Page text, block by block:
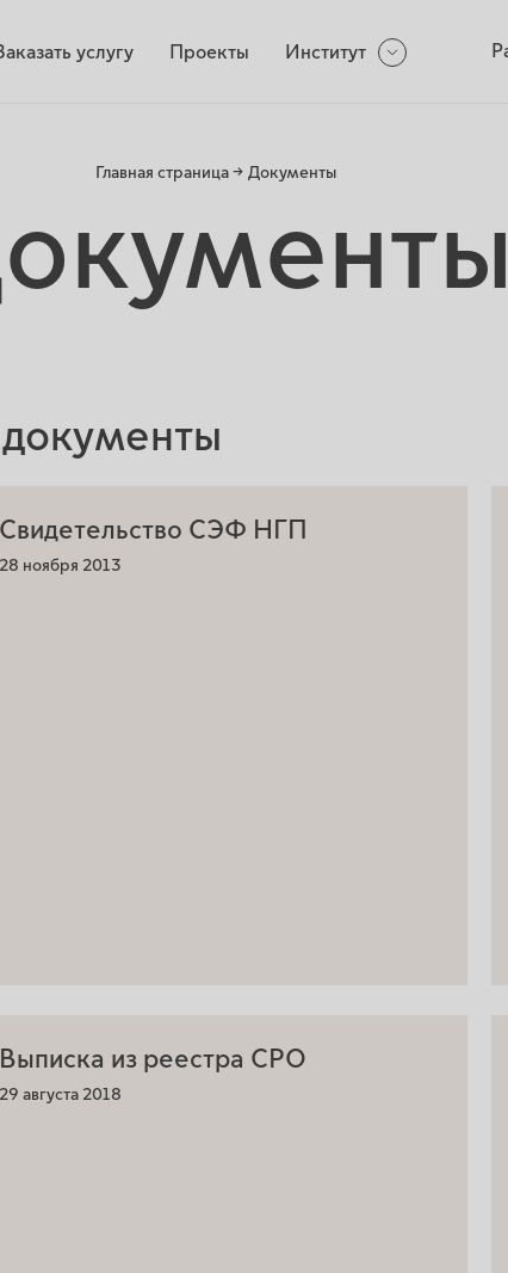
услугу Проекты Институт
Главная страница → Документы
Свидетельство СЭФ НГП
28 ноября 2013
Выписка из реестра СРО
29 августа 2018